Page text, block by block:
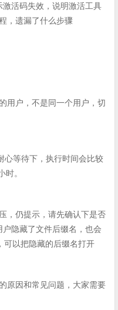
活码失效，说明激活工具
，遗漏了什么步骤
用户，不是同一个用户，切
心等待下，执行时间会比较
时。
，仍提示，请先确认下是否
户隐藏了文件后缀名，也会
可以把隐藏的后缀名打开
原因和常见问题，大家需要